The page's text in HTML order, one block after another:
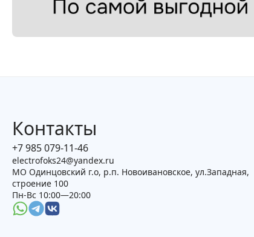
Контакты
+7 985 079-11-46
electrofoks24@yandex.ru
МО Одинцовский г.о, р.п. Новоивановское, ул.Западная,
строение 100
Пн-Вс 10:00—20:00